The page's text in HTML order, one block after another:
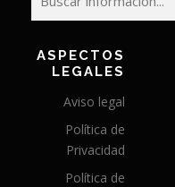
ASPECTOS
LEGALES
Aviso legal
Política de
Privacidad
Política de